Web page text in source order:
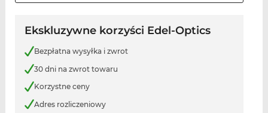
Ekskluzywne korzyści Edel-Optics
Bezpłatna wysyłka i zwrot
30 dni na zwrot towaru
Korzystne ceny
Adres rozliczeniowy